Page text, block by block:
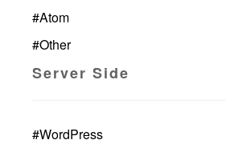
#Atom
#Other
Server Side
#WordPress